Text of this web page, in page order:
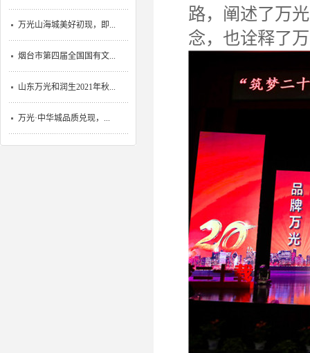
万光山海城美好初现，即...
烟台市第四届全国国有文...
山东万光和润生2021年秋...
万光·中华城品质兑现，...
路，阐述了万
念，也诠释了